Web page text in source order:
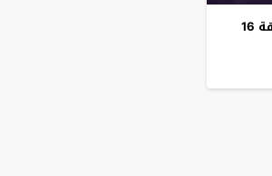
مسلسل وجوه الحلقة 16